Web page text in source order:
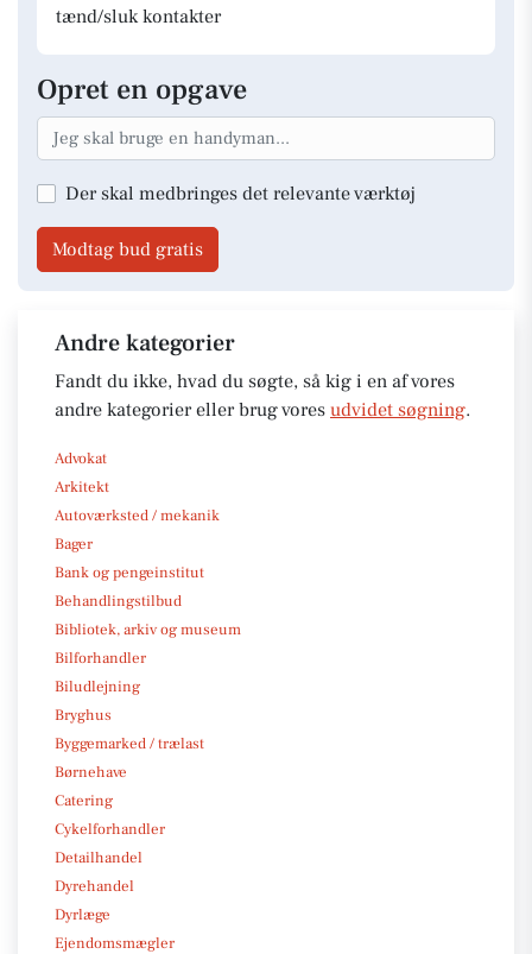
tænd/sluk kontakter
Opret en opgave
Der skal medbringes det relevante værktøj
Modtag bud gratis
Andre kategorier
Fandt du ikke, hvad du søgte, så kig i en af vores
andre kategorier eller brug vores udvidet søgning.
Advokat
Arkitekt
Autoværksted / mekanik
Bager
Bank og pengeinstitut
Behandlingstilbud
Bibliotek, arkiv og museum
Bilforhandler
Biludlejning
Bryghus
Byggemarked / trælast
Børnehave
Catering
Cykelforhandler
Detailhandel
Dyrehandel
Dyrlæge
Ejendomsmægler